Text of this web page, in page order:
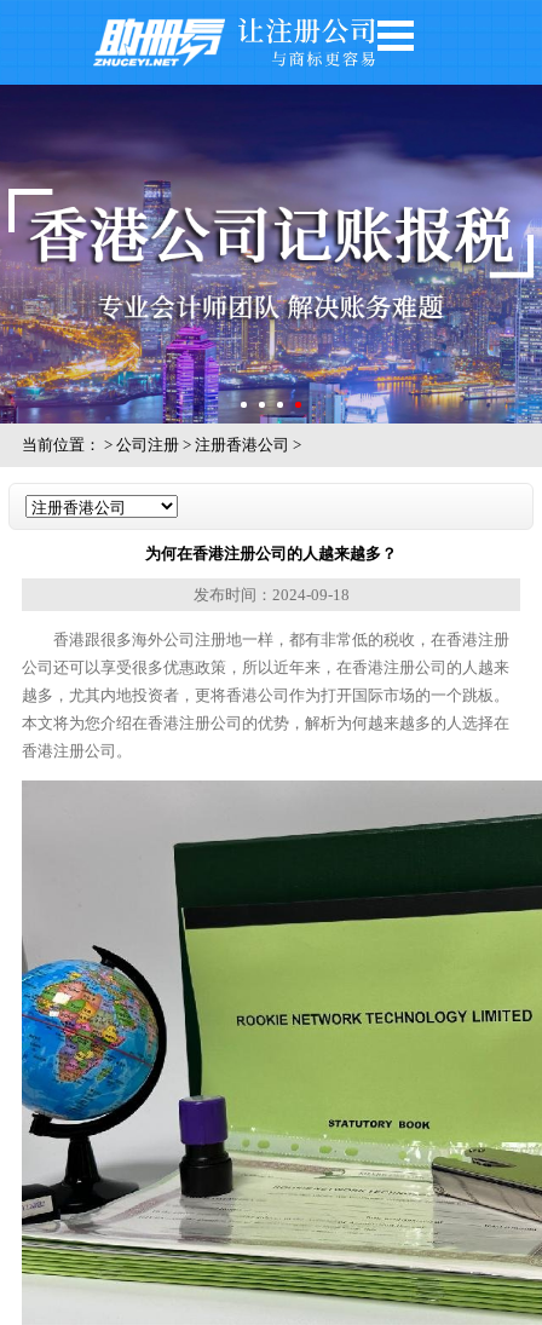
网站首页
记账报税
关于我们
公司风采
当前位置： > 公司注册> 注册香港公司 >
为何在香港注册公司的人越来越多？
发布时间：2024-09-18
香港跟很多海外公司注册地一样，都有非常低的税收，在香港注册
公司还可以享受很多优惠政策，所以近年来，在香港注册公司的人越来
越多，尤其内地投资者，更将香港公司作为打开国际市场的一个跳板。
本文将为您介绍在香港注册公司的优势，解析为何越来越多的人选择在
香港注册公司。